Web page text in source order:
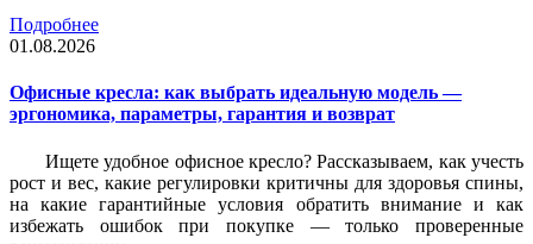
Подробнее
01.08.2026
Офисные кресла: как выбрать идеальную модель —
эргономика, параметры, гарантия и возврат
Ищете удобное офисное кресло? Рассказываем, как учесть
рост и вес, какие регулировки критичны для здоровья спины,
на какие гарантийные условия обратить внимание и как
избежать ошибок при покупке — только проверенные